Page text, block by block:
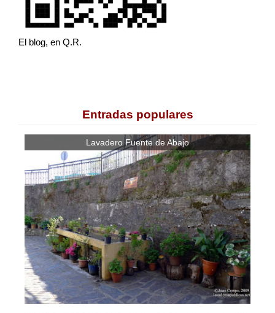
El blog, en Q.R.
Entradas populares
Lavadero Fuente de Abajo